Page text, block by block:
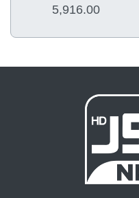
5,916.00